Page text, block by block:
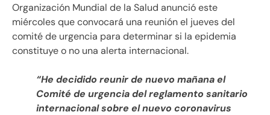
Organización Mundial de la Salud anunció este
miércoles que convocará una reunión el jueves del
comité de urgencia para determinar si la epidemia
constituye o no una alerta internacional.
“He decidido reunir de nuevo mañana el
Comité de urgencia del reglamento sanitario
internacional sobre el nuevo coronavirus